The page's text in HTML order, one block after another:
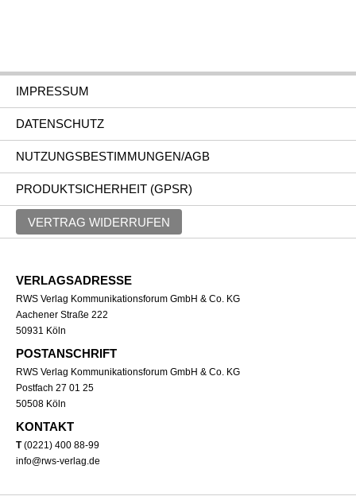
IMPRESSUM
DATENSCHUTZ
NUTZUNGSBESTIMMUNGEN/AGB
PRODUKTSICHERHEIT (GPSR)
VERTRAG WIDERRUFEN
VERLAGSADRESSE
RWS Verlag Kommunikationsforum GmbH & Co. KG
Aachener Straße 222
50931 Köln
POSTANSCHRIFT
RWS Verlag Kommunikationsforum GmbH & Co. KG
Postfach 27 01 25
50508 Köln
KONTAKT
T(0221) 400 88-99
info@rws-verlag.de